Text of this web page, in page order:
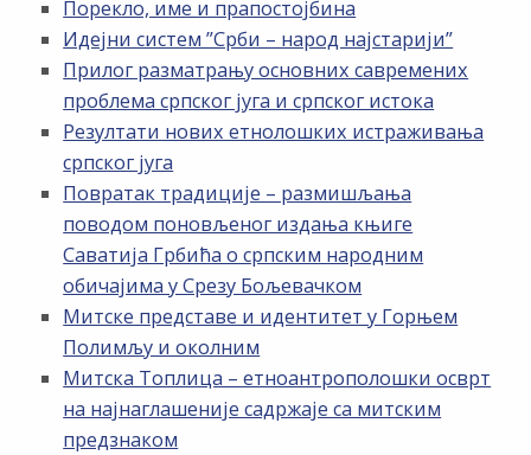
Порекло, име и прапостојбина
Идејни систем ”Срби – народ најстарији”
Прилог разматрању основних савремених
проблема српског југа и српског истока
Резултати нових етнолошких истраживања
српског југа
Повратак традиције – размишљања
поводом поновљеног издања књиге
Саватија Грбића о српским народним
обичајима у Срезу Бољевачком
Митске представе и идентитет у Горњем
Полимљу и околним
Митска Топлица – етноантрополошки осврт
на најнаглашеније садржаје са митским
предзнаком